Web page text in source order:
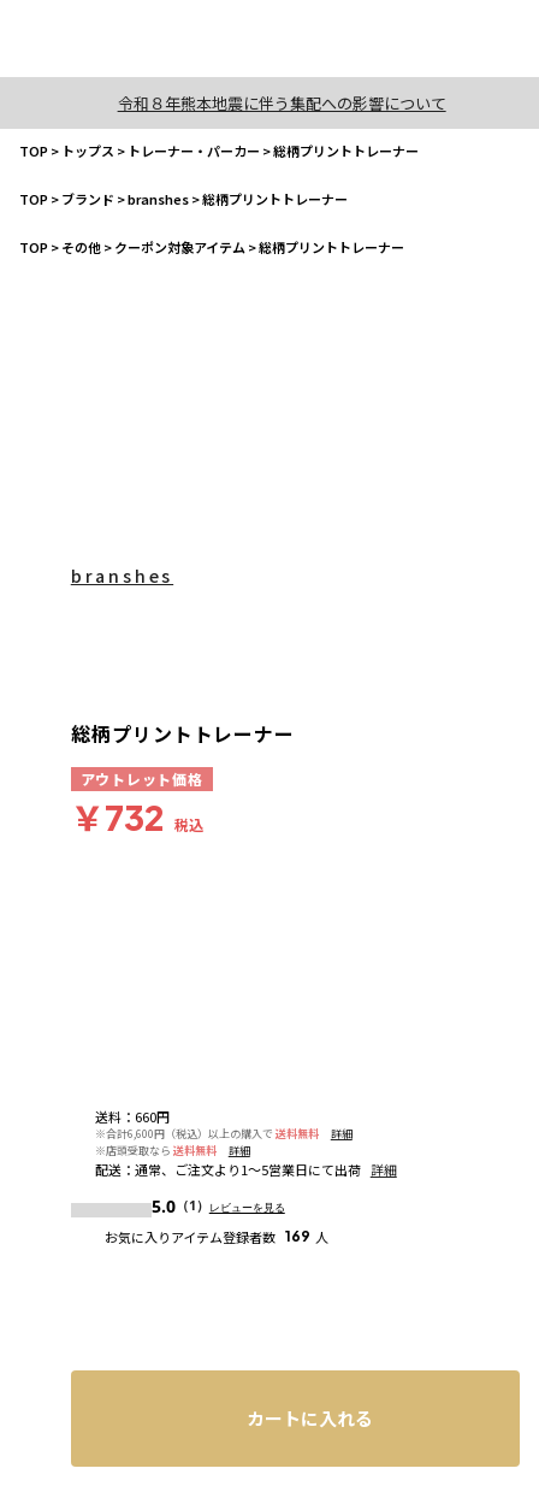
令和８年熊本地震に伴う集配への影響について
TOP> トップス > トレーナー・パーカー >総柄プリントトレーナー
TOP>ブランド >branshes>総柄プリントトレーナー
TOP>その他>クーポン対象アイテム >総柄プリントトレーナー
送料： 660円
※合計6,600円（税込）以上の購入で 送料無料
詳細
※店頭受取なら 送料無料 詳細
配送： 通常、ご注文より1～5営業日にて出荷 詳細
5.0（1） レビューを見る
お気に入りアイテム登録者数 169 人
branshes
総柄プリントトレーナー
アウトレット価格
￥732 税込
カートに入れる